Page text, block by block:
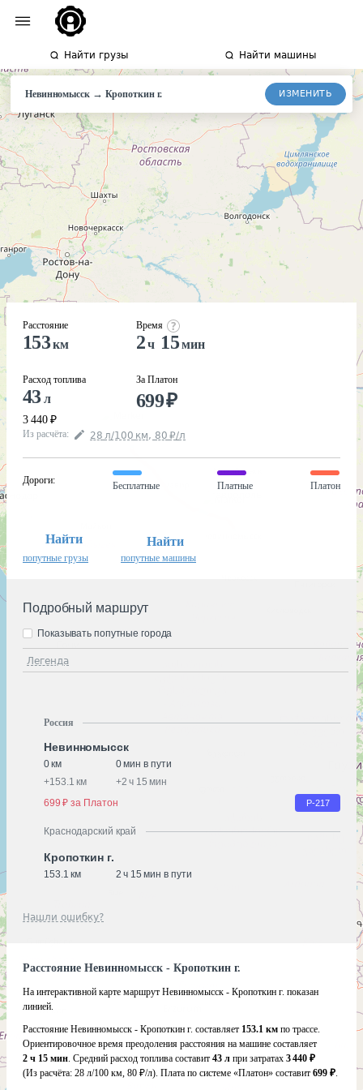
Найти грузы Найти машины
Невинномысск→ Кропоткин г. ИЗМЕНИТЬ
Расстояние
153км
Расход топлива
43л
3 440 ₽
Время
2 ч 15мин
За Платон
699₽
Из расчёта: 28 л/100 км, 80 ₽/л
Дороги:
Бесплатные Платные Платон
Найти
попутные грузы
Найти
попутные машины
Подробный маршрут
Легенда
Показывать попутные города
Россия
Невинномысск
0 км
0 мин в пути
+153.1 км +2 ч 15 мин
699 ₽ за Платон
Р-217
Краснодарский край
Кропоткин г.
153.1 км 2 ч 15 мин в пути
Нашли ошибку?
Расстояние Невинномысск - Кропоткин г.
На интерактивной карте маршрут Невинномысск - Кропоткин г. показан
линией.
Расстояние Невинномысск - Кропоткин г. составляет 153.1 км по трассе.
Ориентировочное время преодоления расстояния на машине составляет
2 ч 15 мин. Средний расход топлива составит 43 л при затратах 3 440 ₽
(Из расчёта: 28 л/100 км, 80 ₽/л). Плата по системе «Платон» составит 699 ₽.